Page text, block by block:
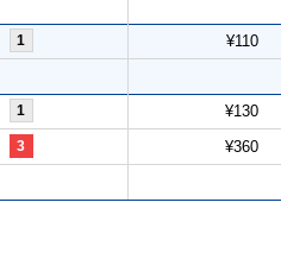
1 ¥110
1 ¥130
3 ¥360